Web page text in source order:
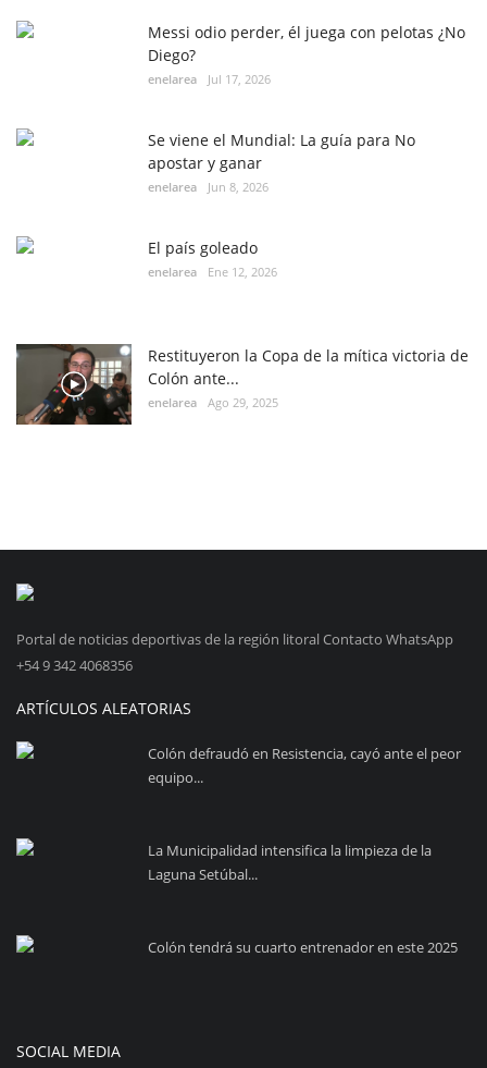
Messi odio perder, él juega con pelotas ¿No
Diego?
enelarea Jul 17, 2026
Se viene el Mundial: La guía para No
apostar y ganar
enelarea Jun 8, 2026
El país goleado
enelarea Ene 12, 2026
Restituyeron la Copa de la mítica victoria de
Colón ante...
enelarea Ago 29, 2025
Portal de noticias deportivas de la región litoral Contacto WhatsApp
+54 9 342 4068356
ARTÍCULOS ALEATORIAS
Colón defraudó en Resistencia, cayó ante el peor
equipo...
La Municipalidad intensifica la limpieza de la
Laguna Setúbal...
Colón tendrá su cuarto entrenador en este 2025
SOCIAL MEDIA